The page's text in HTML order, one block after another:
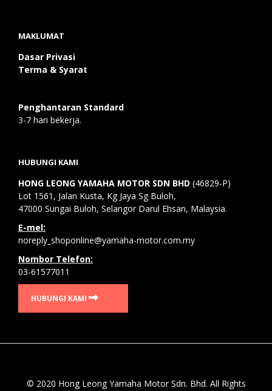
MAKLUMAT
Dasar Privasi
Terma & Syarat
Penghantaran Standard
3-7 hari bekerja.
HUBUNGI KAMI
HONG LEONG YAMAHA MOTOR SDN BHD (46829-P)
Lot 1561, Jalan Kusta, Kg Jaya Sg Buloh,
47000 Sungai Buloh, Selangor Darul Ehsan, Malaysia.
E-mel:
noreply_shoponline@yamaha-motor.com.my
Nombor Telefon:
03-61577011
HUBUNGI KAMI
© 2020 Hong Leong Yamaha Motor Sdn. Bhd. All Rights